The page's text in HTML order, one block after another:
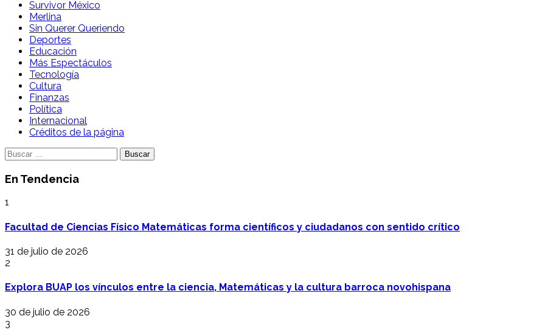
Survivor México
Merlina
Sin Querer Queriendo
Deportes
Educación
Más Espectáculos
Tecnología
Cultura
Finanzas
Política
Internacional
Créditos de la página
Buscar:
En Tendencia
1
Facultad de Ciencias Físico Matemáticas forma científicos y ciudadanos con sentido crítico
31 de julio de 2026
2
Explora BUAP los vínculos entre la ciencia, Matemáticas y la cultura barroca novohispana
30 de julio de 2026
3